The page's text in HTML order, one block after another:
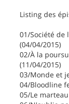
Listing des
01/Société de
(04/04/2015)
02/À la
(11/04/2015)
03/Monde et
04/Bloodline
05/Le